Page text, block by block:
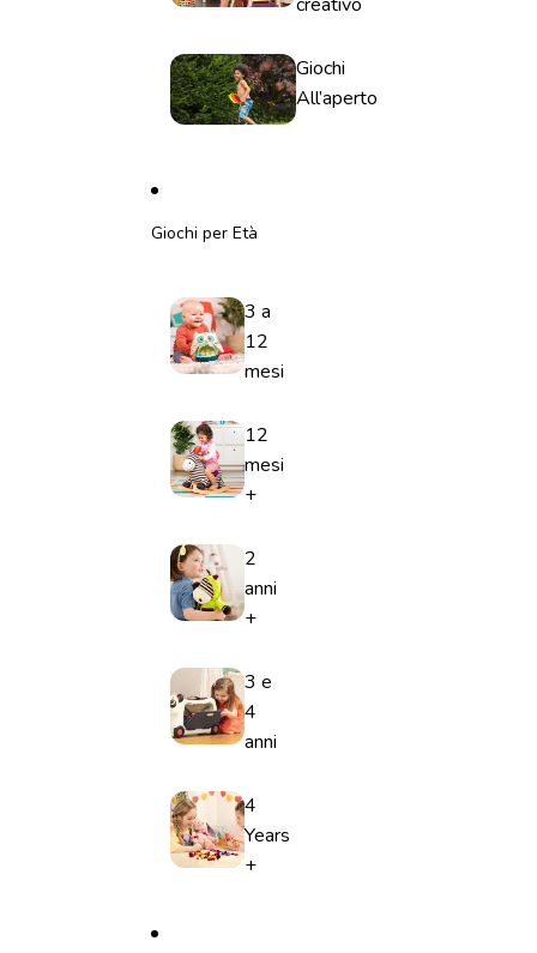
Giochi
All’aperto
Giochi per Età
3 a
12
mesi
12
mesi
+
2
anni
+
3 e
4
anni
4
Years
+